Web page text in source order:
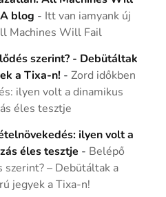
blog - Itt van iamyank új
Machines Will Fail
szerint? - Debütáltak
a Tixa-n! -Zord időkben
ilyen volt a dinamikus
éles tesztje
ilyen volt a
éles tesztje - Belépő
szerint? – Debütáltak a
jegyek a Tixa-n!